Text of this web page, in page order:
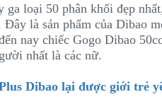
ga loại 50 phân khối đẹp
Đây là sản phẩm của Dibao
nay chiếc Gogo Dibao
nhất là các nữ.
Dibao lại được giới trẻ